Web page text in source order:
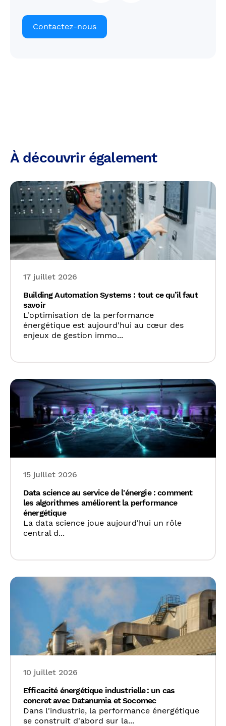
Contactez-nous
À découvrir également
17 juillet 2026
Building Automation Systems : tout ce qu’il faut
savoir
L'optimisation de la performance
énergétique est aujourd'hui au cœur des
enjeux de gestion immo...
15 juillet 2026
Data science au service de l'énergie : comment
les algorithmes améliorent la performance
énergétique
La data science joue aujourd'hui un rôle
central d...
10 juillet 2026
Efficacité énergétique industrielle : un cas
concret avec Datanumia et Socomec
Dans l'industrie, la performance énergétique
se construit d'abord sur la...